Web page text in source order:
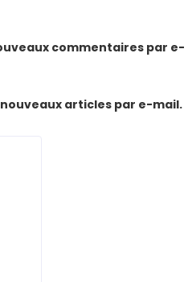
commentaires par e-
articles par e-mail.